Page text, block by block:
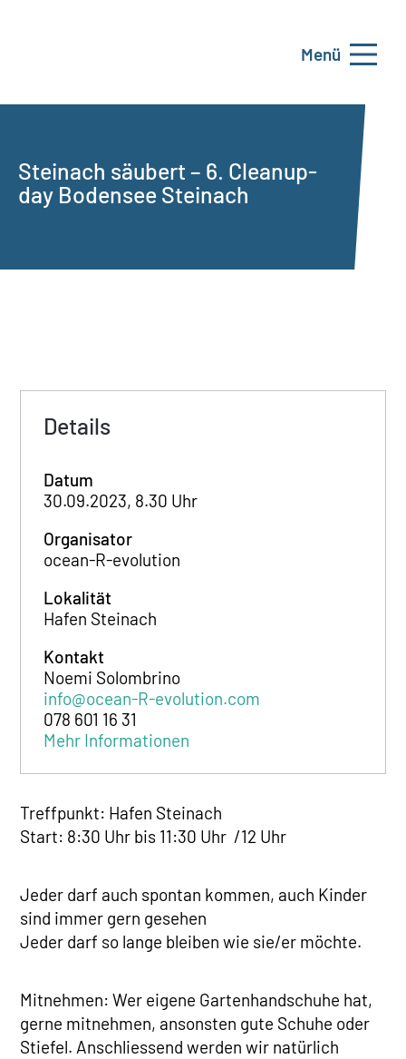
Menü
Steinach säubert – 6. Cleanup-
day Bodensee Steinach
Details
Datum
30.09.2023, 8.30 Uhr
Organisator
ocean-R-evolution
Lokalität
Hafen Steinach
Kontakt
Noemi Solombrino
info@ocean-R-evolution.com
078 601 16 31
Mehr Informationen
Treffpunkt: Hafen Steinach
Start: 8:30 Uhr bis 11:30 Uhr /12 Uhr
Jeder darf auch spontan kommen, auch Kinder
sind immer gern gesehen
Jeder darf so lange bleiben wie sie/er möchte.
Mitnehmen: Wer eigene Gartenhandschuhe hat,
gerne mitnehmen, ansonsten gute Schuhe oder
Stiefel. Anschliessend werden wir natürlich